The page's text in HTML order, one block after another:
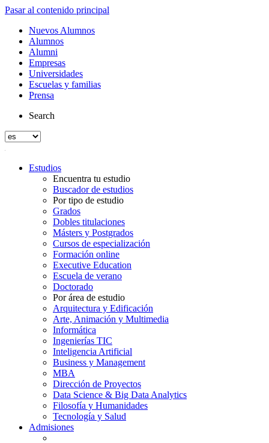
Pasar al contenido principal
Nuevos Alumnos
Alumnos
Alumni
Empresas
Universidades
Escuelas y familias
Prensa
Search
Estudios
Encuentra tu estudio
Buscador de estudios
Por tipo de estudio
Grados
Dobles titulaciones
Másters y Postgrados
Cursos de especialización
Formación online
Executive Education
Escuela de verano
Doctorado
Por área de estudio
Arquitectura y Edificación
Arte, Animación y Multimedia
Informática
Ingenierías TIC
Inteligencia Artificial
Business y Management
MBA
Dirección de Proyectos
Data Science & Big Data Analytics
Filosofía y Humanidades
Tecnología y Salud
Admisiones